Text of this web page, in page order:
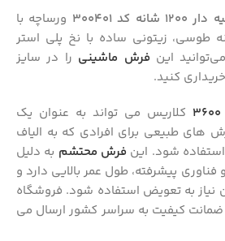
300401
ورساچه با
رنگ زمینه طوسی، زیتونی ساده با نخ پلی استر
این فرش ماشینی را در سایز
کلاریس می‌ تواند به عنوان یک
های طبیعی برای افرادی که به الیاف
شود. این فرش محتشم به دلیل
پیشرفته، طول عمر بالایی دارد و
نیاز به تعویض استفاده شود. فروشگاه
کیفیت به سراسر کشور ارسال می‌